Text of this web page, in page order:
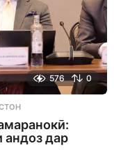
576 0
андоз дар